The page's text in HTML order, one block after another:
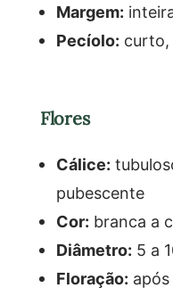
Margem:
Pecíolo: curto,
Flores
Cálice:
pubescente
Cor: branca a
Diâmetro: 5 a
Floração: